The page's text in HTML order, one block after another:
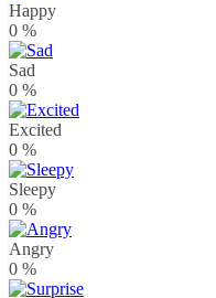
Happy
0 %
Sad
0 %
Excited
0 %
Sleepy
0 %
Angry
0 %